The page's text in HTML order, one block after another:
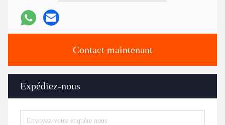
Contact maintenant
Expédiez-nous